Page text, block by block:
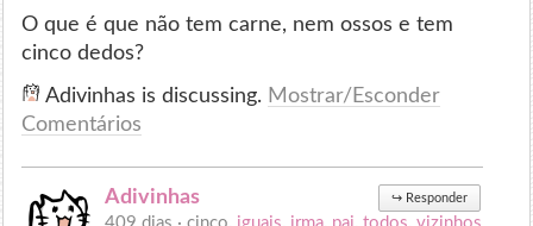
O que é que não tem carne, nem ossos e tem
cinco dedos?
Adivinhas is discussing. Mostrar/Esconder
Comentários
Adivinhas ↪ Responder